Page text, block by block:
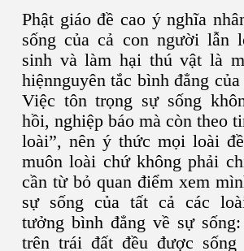
Phật giáo đề cao ý nghĩa
sống của cả con người lẫn
sinh và làm hại thú vật là
hiệnnguyên tắc bình đẳng
Việc tôn trọng sự sống
hồi, nghiệp báo mà còn theo
loài”, nên ý thức mọi loài
muôn loài chứ không phải
cần từ bỏ quan điểm xem
sự sống của tất cả các
tưởng bình đẳng về sự
trên trái đất đều được